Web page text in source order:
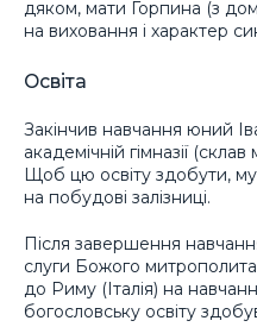
дяком, мати Горпина (з
на виховання і характер
Освіта
Закінчив навчання юний
академічній гімназії
Щоб цю освіту здобути,
на побудові залізниці.
Після завершення
слуги Божого
до Риму (Італія) на
богословську освіту